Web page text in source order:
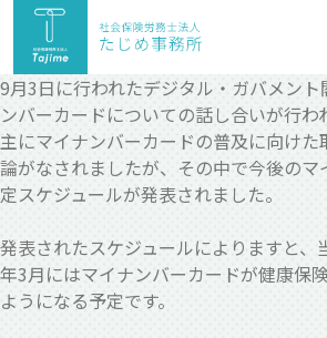
9月3日に行われたデジタル・ガバメン
ンバーカードについての話し合いが行わ
主にマイナンバーカードの普及に向け
論がなされましたが、その中で今後の
定スケジュールが発表されました。
発表されたスケジュールによりますと、
年3月にはマイナンバーカードが健康保
ようになる予定です。